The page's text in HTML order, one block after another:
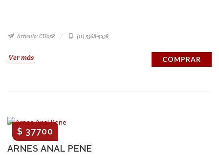
Artículo: CU05R (11) 5368-5238
Ver más COMPRAR
ARNES ANAL PENE
$ 37700